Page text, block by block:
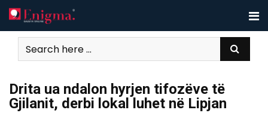
Skip
to
content
Drita ua ndalon hyrjen tifozëve të
Gjilanit, derbi lokal luhet në Lipjan